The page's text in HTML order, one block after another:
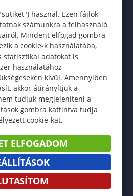
használ. Ezen fájlok
számunkra a felhasználó
Mindent elfogad gombra
a cookie-k használatába,
statisztikai adatokat is
használatához
kívül. Amennyiben
akkor átirányítjuk a
tudjuk megjeleníteni a
gombra kattintva tudja
cookie-kat.
ELFOGADOM